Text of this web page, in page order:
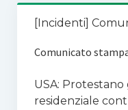
SPENDEN
[Incidenti]
Comunicato
USA:
residenziale